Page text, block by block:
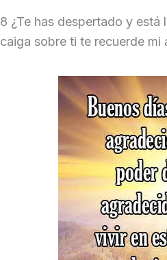
8 ¿Te has despertado y
caiga sobre ti te recuerde mi